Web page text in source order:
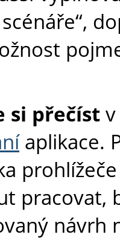
si přečíst
aplikace.
pracovat,
návrh